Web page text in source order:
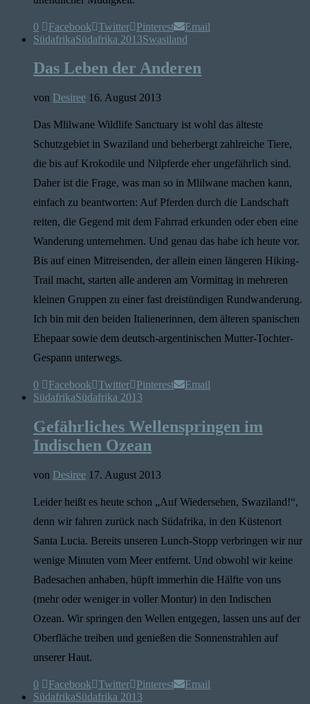
0 Facebook Twitter Pinterest
Email
SüdafrikaSüdafrika 2013Swasiland
Das Leben der Anderen
von Desiree 16. August 2013
Das Mlilwane Wildlife Sanctuary ist wohl das älteste
Schutzgebiet in Swaziland und beherbergt zahlreiche Tiere,
die bis auf Krokodile und Nilpferde eher ungefährlich sind.
Daher ist die Frage, was man so in Mlilwane machen kann,
einfach zu beantworten: Auf Pferden durch die Landschaft
reiten, die Gegend mit dem Fahrrad erkunden oder eben eine
Wanderung unternehmen. Und genau das habe ich heute vor.
Bis auf einen Mitreisenden, der allein einen längeren Hiking-
Trail macht, starten alle anderen am Vormittag in mehreren
kleinen Gruppen zu einer fast dreistündigen Rundwanderung.
Ich bin mit den beiden Italienerinnen, dem älteren spanischen
Ehepaar sowie dem deutsch-argentinischen Mutter-Tochter-
Gespann unterwegs.
0 Facebook Twitter Pinterest
Email
SüdafrikaSüdafrika 2013
Gefährliches Wellenspringen im
Indischen Ozean
von Desiree 17. August 2013
Leider heißt es heute schon „Auf Wiedersehen, Swaziland!“,
denn wir fahren zurück nach Südafrika, in den Küstenort
Santa Lucia. Bereits unseren Lunch-Stopp verbringen wir nur
wenige Minuten vom Meer entfernt. Und obwohl wir keine
Badesachen anhaben, hüpft immerhin die Hälfte von uns
(mehr oder weniger in voller Montur) in den Indischen
Ozean. Wir springen den Wellen entgegen, lassen uns auf der
Oberfläche treiben und genießen die Sonnenstrahlen auf
unserer Haut.
0 Facebook Twitter Pinterest
Email
SüdafrikaSüdafrika 2013